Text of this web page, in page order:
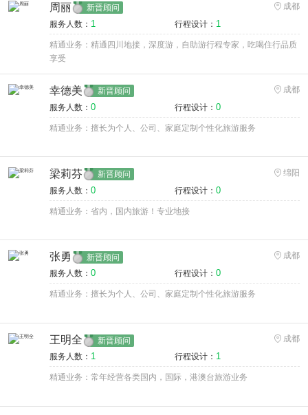
周丽 新晋顾问
成都
服务人数： 1 行程设计： 1
精通业务：精通四川地接，深度游，自助游行程专家，吃喝住行品质
享受
幸德美 新晋顾问
成都
服务人数： 0 行程设计： 0
精通业务：擅长为个人、公司、家庭定制个性化旅游服务
梁莉芬 新晋顾问
绵阳
服务人数： 0 行程设计： 0
精通业务：省内，国内旅游！专业地接
张勇 新晋顾问
成都
服务人数： 0 行程设计： 0
精通业务：擅长为个人、公司、家庭定制个性化旅游服务
王明全 新晋顾问
成都
服务人数： 1 行程设计： 1
精通业务：常年经营各类国内，国际，港澳台旅游业务